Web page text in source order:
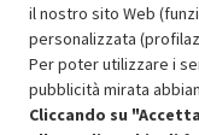
il nostro sito Web
personalizzata
Per poter utilizzare i
pubblicità mirata
Cliccando su